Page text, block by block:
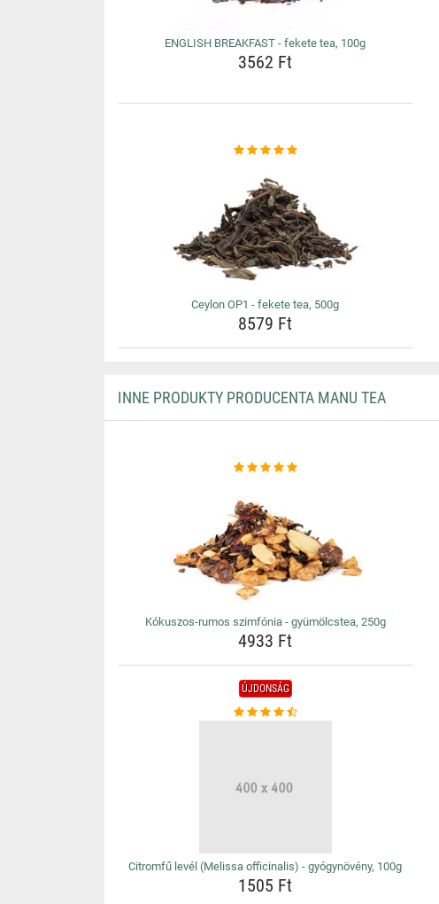
ENGLISH BREAKFAST - fekete tea, 100g
3562 Ft
Ceylon OP1 - fekete tea, 500g
8579 Ft
INNE PRODUKTY PRODUCENTA MANU TEA
Kókuszos-rumos szimfónia - gyümölcstea, 250g
4933 Ft
ÚJDONSÁG
Citromfű levél (Melissa officinalis) - gyógynövény, 100g
1505 Ft